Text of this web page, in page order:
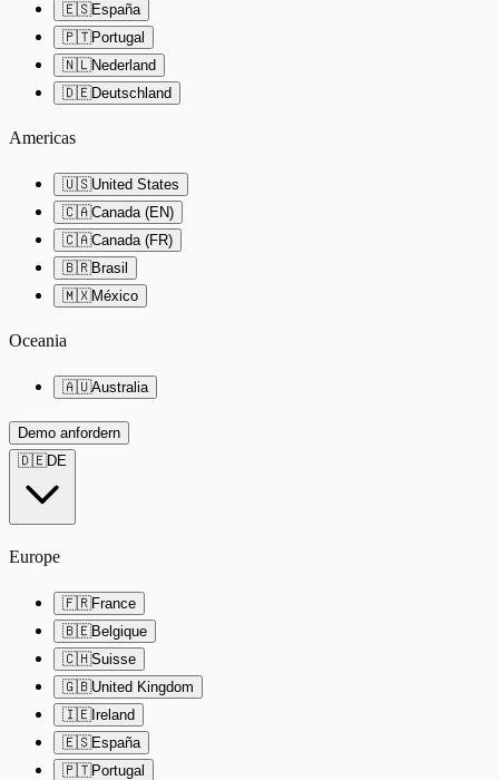
🇪🇸España
🇵🇹Portugal
🇳🇱Nederland
🇩🇪Deutschland
Americas
🇺🇸United States
🇨🇦Canada (EN)
🇨🇦Canada (FR)
🇧🇷Brasil
🇲🇽México
Oceania
🇦🇺Australia
Demo anfordern
🇩🇪DE
Europe
🇫🇷France
🇧🇪Belgique
🇨🇭Suisse
🇬🇧United Kingdom
🇮🇪Ireland
🇪🇸España
🇵🇹Portugal